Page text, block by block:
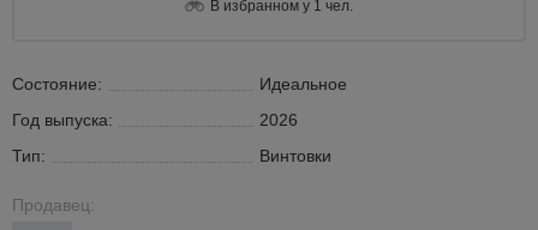
В избранном у 1 чел.
Состояние:
Идеальное
Год выпуска:
2026
Тип:
Винтовки
Продавец: